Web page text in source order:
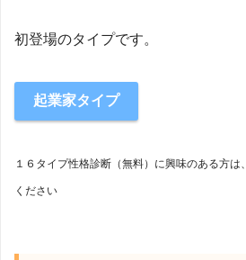
初登場のタイプです。
起業家タイプ
１６タイプ性格診断（無料）に興味のある方は、
ください